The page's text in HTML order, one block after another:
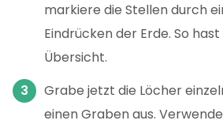
markiere die Stellen durch
Eindrücken der Erde. So
Übersicht.
Grabe jetzt die Löcher
einen Graben aus.